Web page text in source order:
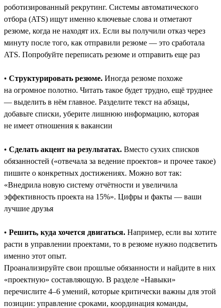
роботизированный рекрутинг. Системы автоматического
отбора (ATS) ищут именно ключевые слова и отметают
резюме, когда не находят их. Если вы получили отказ через
минуту после того, как отправили резюме ― это сработала
ATS. Попробуйте переписать резюме и отправить еще раз
• Структурировать резюме. Иногда резюме похоже
на огромное полотно. Читать такое будет трудно, ещё труднее
― выделить в нём главное. Разделите текст на абзацы,
добавьте списки, уберите лишнюю информацию, которая
не имеет отношения к вакансии
• Сделать акцент на результатах. Вместо сухих списков
обязанностей («отвечала за ведение проектов» и прочее такое)
пишите о конкретных достижениях. Можно вот так:
«Внедрила новую систему отчётности и увеличила
эффективность проекта на 15%». Цифры и факты — ваши
лучшие друзья
• Решить, куда хочется двигаться. Например, если вы хотите
расти в управлении проектами, то в резюме нужно подсветить
именно этот опыт.
Проанализируйте свои прошлые обязанности и найдите в них
«проектную» составляющую. В разделе «Навыки»
перечислите 4–6 умений, которые критически важны для этой
позиции: управление сроками, координация команды,